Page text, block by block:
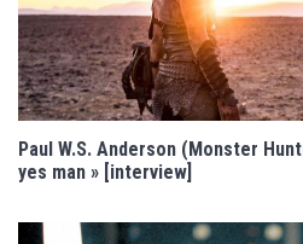
Paul W.S. Anderson (Monster
yes man » [interview]